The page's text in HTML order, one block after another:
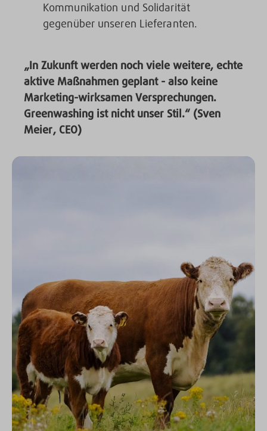
Kommunikation und Solidarität
gegenüber unseren Lieferanten.
„In Zukunft werden noch viele weitere, echte
aktive Maßnahmen geplant - also keine
Marketing-wirksamen Versprechungen.
Greenwashing ist nicht unser Stil.“ (Sven
Meier, CEO)